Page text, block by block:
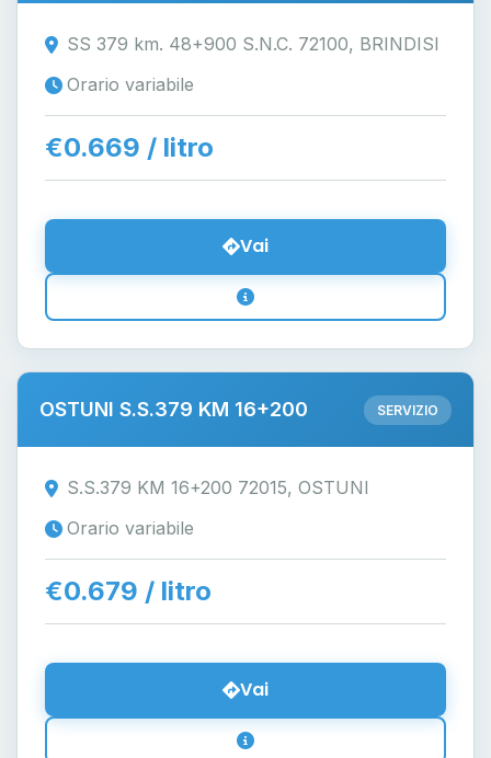
SS 379 km. 48+900 S.N.C. 72100, BRINDISI
Orario variabile
€0.669 / litro
Vai
OSTUNI S.S.379 KM 16+200 SERVIZIO
S.S.379 KM 16+200 72015, OSTUNI
Orario variabile
€0.679 / litro
Vai